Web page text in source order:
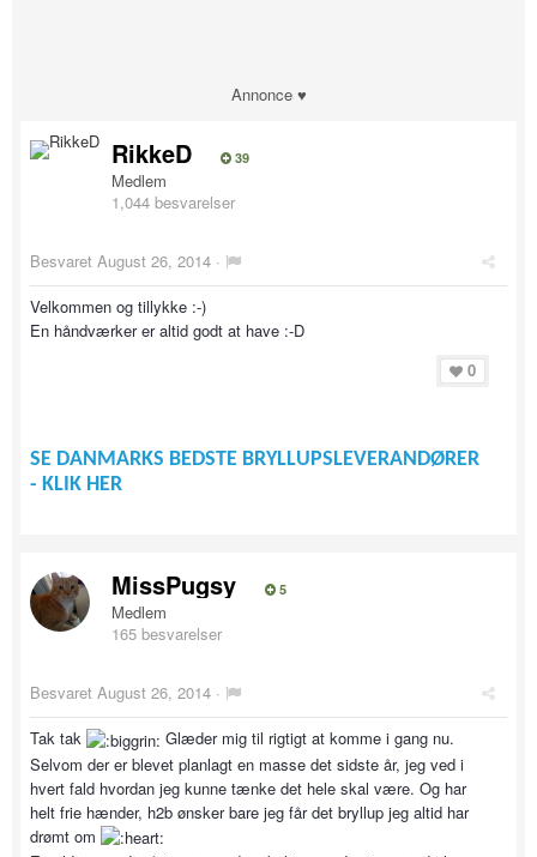
Annonce ♥
RikkeD 39
Medlem
1,044 besvarelser
Besvaret August 26, 2014 ·
Velkommen og tillykke :-)
En håndværker er altid godt at have :-D
0
SE DANMARKS BEDSTE BRYLLUPSLEVERANDØRER
- KLIK HER
MissPugsy 5
Medlem
165 besvarelser
Besvaret August 26, 2014 ·
Tak tak
Glæder mig til rigtigt at komme i gang nu.
Selvom der er blevet planlagt en masse det sidste år, jeg ved i
hvert fald hvordan jeg kunne tænke det hele skal være. Og har
helt frie hænder, h2b ønsker bare jeg får det bryllup jeg altid har
drømt om